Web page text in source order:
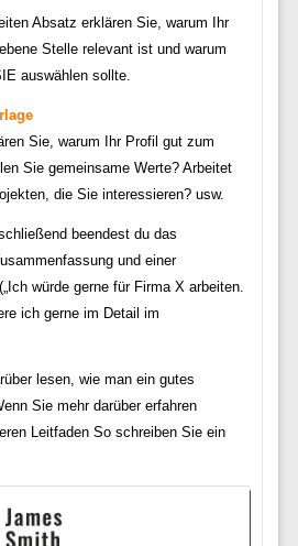
Absatz erklären Sie, warum Ihr
Stelle relevant ist und warum
auswählen sollte.
Sie, warum Ihr Profil gut zum
Sie gemeinsame Werte? Arbeitet
die Sie interessieren? usw.
beendest du das
und einer
würde gerne für Firma X arbeiten.
ich gerne im Detail im
lesen, wie man ein gutes
Sie mehr darüber erfahren
Leitfaden So schreiben Sie ein